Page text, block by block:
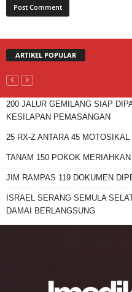
ARTIKEL POPULAR
200 JALUR GEMILANG SIAP
KESILAPAN PEMASANGAN
25 RX-Z ANTARA 45
TANAM 150 POKOK
JIM RAMPAS 119 DOKUMEN
ISRAEL SERANG SEMULA
DAMAI BERLANGSUNG